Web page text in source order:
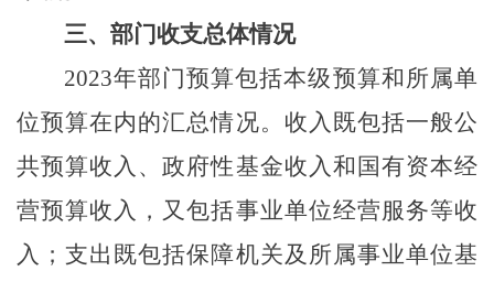
三、部门收支总体情况
2023年部门预算包括本级预算和所属单
位预算在内的汇总情况。收入既包括一般公
共预算收入、政府性基金收入和国有资本经
营预算收入，又包括事业单位经营服务等收
入；支出既包括保障机关及所属事业单位基